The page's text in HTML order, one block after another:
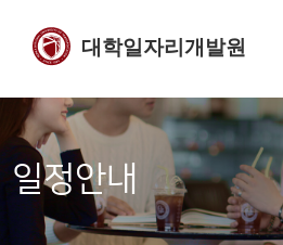
대학일자리개발원
일정안내